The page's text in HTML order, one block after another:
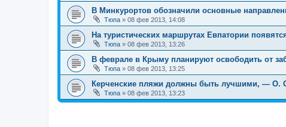
В Минкурортов обозначили основные
Тюпа » 08 фев 2013, 14:08
На туристических маршрутах Евпатории
Тюпа » 08 фев 2013, 13:26
В феврале в Крыму планируют освободить от
Тюпа » 08 фев 2013, 13:25
Керченские пляжи должны быть лучшими, — О.
Тюпа » 08 фев 2013, 13:23